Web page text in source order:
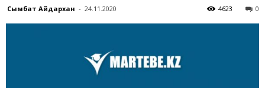
Сымбат Айдархан - 24.11.2020 0
4623